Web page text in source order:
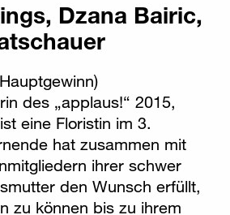
Dzana Bairic,
des „applaus!“ 2015,
eine Floristin im 3.
hat zusammen mit
ihrer schwer
den Wunsch erfüllt,
zu können bis zu ihrem